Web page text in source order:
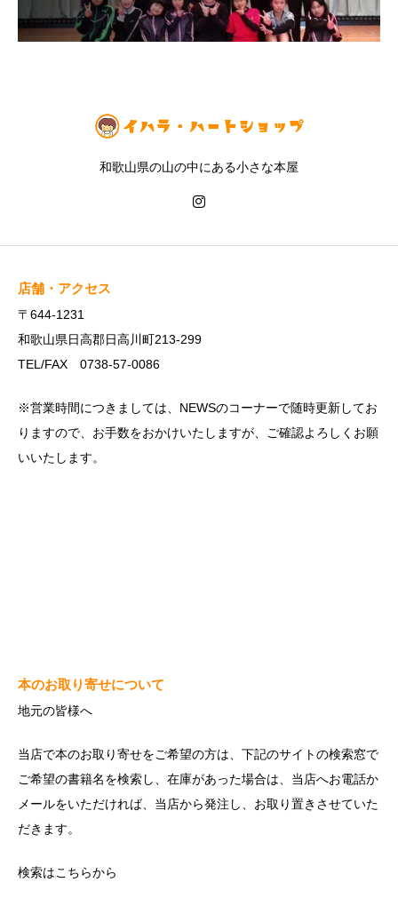
和歌山県の山の中にある小さな本屋
店舗・アクセス
〒644-1231
和歌山県日高郡日高川町213-299
TEL/FAX 0738-57-0086
※営業時間につきましては、NEWSのコーナーで随時更新してお
りますので、お手数をおかけいたしますが、ご確認よろしくお願
いいたします。
本のお取り寄せについて
地元の皆様へ
当店で本のお取り寄せをご希望の方は、下記のサイトの検索窓で
ご希望の書籍名を検索し、在庫があった場合は、当店へお電話か
メールをいただければ、当店から発注し、お取り置きさせていた
だきます。
検索はこちらから